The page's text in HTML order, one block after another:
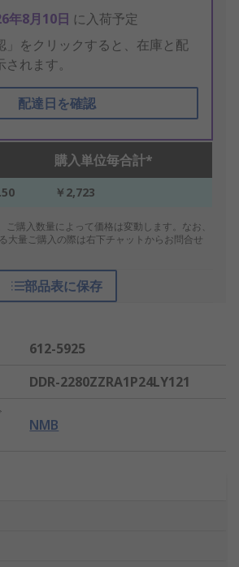
年8月10日 に入荷予定
」をクリックすると、在庫と配
れます。
配達日を確認
購入単位毎合計*
￥2,723
購入数量によって価格は変動します。なお、
大量ご購入の際は右下チャットからお問合せ
部品表に保存
612-5925
DDR-2280ZZRA1P24LY121
NMB